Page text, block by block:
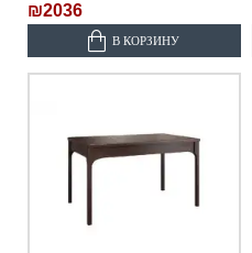
₪2036
В КОРЗИНУ